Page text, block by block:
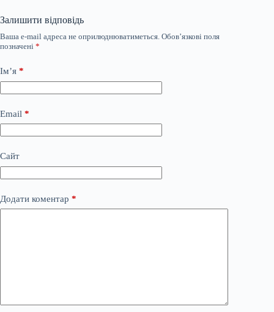
Залишити відповідь
Ваша e-mail адреса не оприлюднюватиметься. Обов’язкові поля
позначені *
Ім’я *
Email *
Сайт
Додати коментар *